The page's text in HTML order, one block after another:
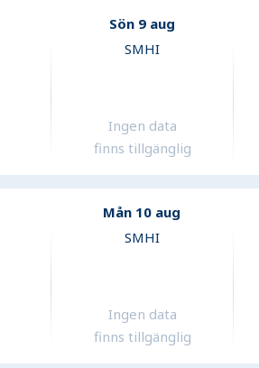
Sön 9 aug
SMHI
Ingen data
finns tillgänglig
Mån 10 aug
SMHI
Ingen data
finns tillgänglig